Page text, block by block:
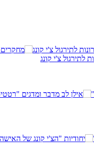
לתירגול צ'י קונג